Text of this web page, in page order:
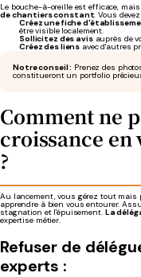
Le bouche-à-oreille est efficace,
de chantiers constant. Vous
Créez une fiche
être visible localement.
Sollicitez des avisauprès de
Créez des liens avec d'autres
Notre conseil : Prenez des
constitueront un portfolio
Comment ne
croissance
?
Au lancement, vous gérez tout mais
apprendre à bien vous entourer.
stagnation et l'épuisement. La
expertise métier.
Refuser de
experts :